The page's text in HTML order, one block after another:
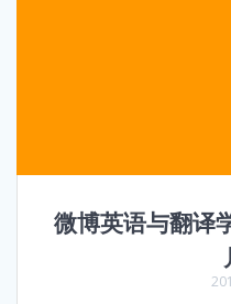
微博英语与翻译